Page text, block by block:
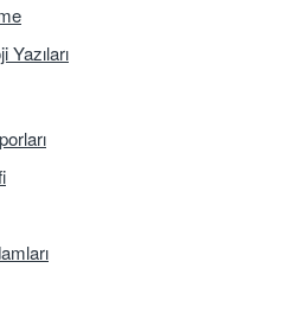
Yazıları